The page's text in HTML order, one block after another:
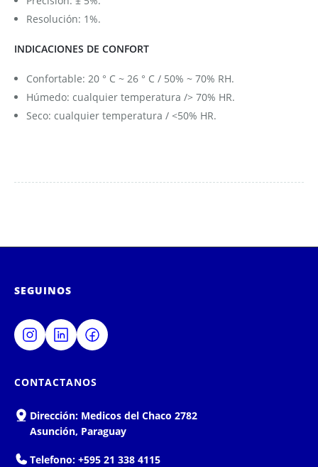
Resolución: 1%.
INDICACIONES DE CONFORT
Confortable: 20 ° C ~ 26 ° C / 50% ~ 70% RH.
Húmedo: cualquier temperatura /> 70% HR.
Seco: cualquier temperatura / <50% HR.
SEGUINOS
CONTACTANOS
Dirección: Medicos del Chaco 2782
Asunción, Paraguay
Telefono: +595 21 338 4115